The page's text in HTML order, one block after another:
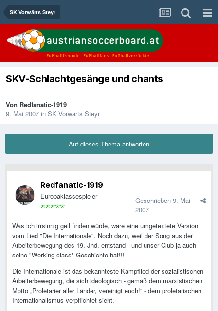
SK Vorwärts Steyr
SKV-Schlachtgesänge und chants
Von Redfanatic-1919
9. Mai 2007 in SK Vorwärts Steyr
Auf dieses Thema antworten
Redfanatic-1919
Europaklassespieler Geschrieben 9. Mai
2007
Was ich irrsinnig geil finden würde, wäre eine umgetextete Version
vom Lied "Die Internationale". Noch dazu, weil der Song aus der
Arbeiterbewegung des 19. Jhd. entstand - und unser Club ja auch
seine "Working-class"-Geschichte hat!!!
Die Internationale ist das bekannteste Kampflied der sozialistischen
Arbeiterbewegung, die sich ideologisch - gemäß dem marxistischen
Motto „Proletarier aller Länder, vereinigt euch!“ - dem proletarischen
Internationalismus verpflichtet sieht.